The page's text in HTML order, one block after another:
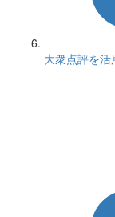
大衆点評を